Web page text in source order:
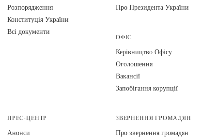
Розпорядження
Конституція України
Всі документи
Про Президента України
ОФІС
Керівництво Офісу
Оголошення
Вакансії
Запобігання корупції
ПРЕС-ЦЕНТР
Анонси
ЗВЕРНЕННЯ ГРОМАДЯН
Про звернення громадян